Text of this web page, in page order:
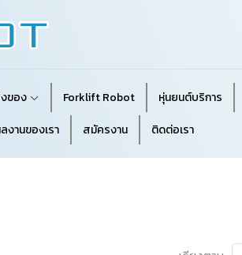
ของ Forklift Robot หุ่นยนต์บริการ
งานของเรา สมัครงาน ติดต่อเรา